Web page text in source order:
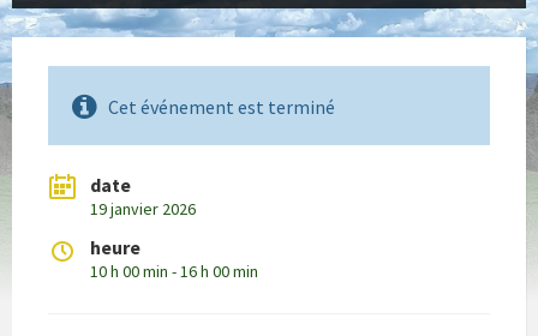
Cet événement est terminé
date
19 janvier 2026
heure
10 h 00 min - 16 h 00 min